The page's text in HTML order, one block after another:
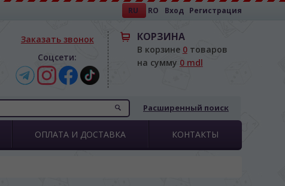
RU RO Вход Регистрация
Заказать звонок
Соцсети:
КОРЗИНА
В корзине 0товаров
на сумму 0 mdl
Расширенный поиск
ОПЛАТА И ДОСТАВКА КОНТАКТЫ